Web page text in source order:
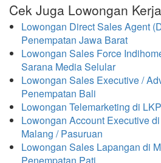
Cek Juga Lowongan
Lowongan Direct Sales Agent
Penempatan Jawa Barat
Lowongan Sales Force
Sarana Media Selular
Lowongan Sales Executive /
Penempatan Bali
Lowongan Telemarketing di
Lowongan Account Executive
Malang / Pasuruan
Lowongan Sales Lapangan di